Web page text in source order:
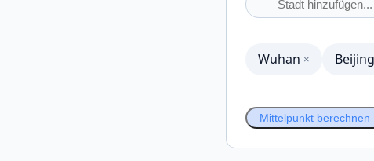
Wuhan × Beijing
Mittelpunkt berechnen